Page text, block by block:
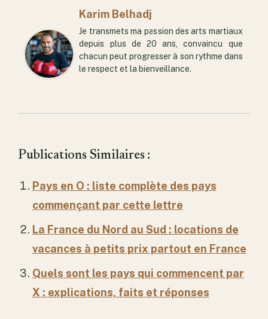
Karim Belhadj
Je transmets ma passion des arts martiaux
depuis plus de 20 ans, convaincu que
chacun peut progresser à son rythme dans
le respect et la bienveillance.
Publications Similaires :
Pays en O : liste complète des pays
commençant par cette lettre
La France du Nord au Sud : locations de
vacances à petits prix partout en France
Quels sont les pays qui commencent par
X : explications, faits et réponses